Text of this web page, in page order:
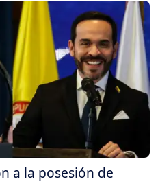
a la posesión de